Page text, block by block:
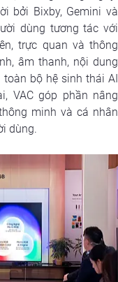
bởi Bixby, Gemini và
dùng tương tác với
trực quan và thông
âm thanh, nội dung
bộ hệ sinh thái AI
VAC góp phần nâng
minh và cá nhân
dùng.